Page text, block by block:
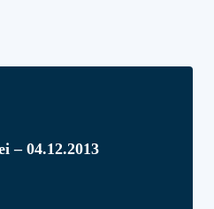
– 04.12.2013